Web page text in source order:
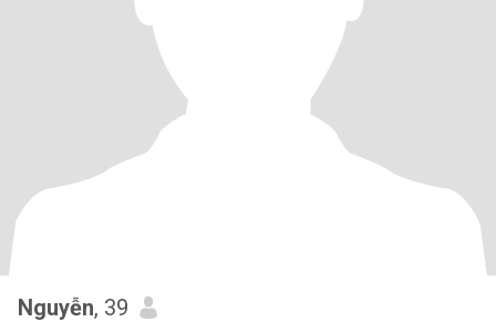
Nguyễn, 39